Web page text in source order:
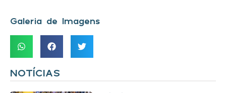
Galeria de Imagens
NOTÍCIAS